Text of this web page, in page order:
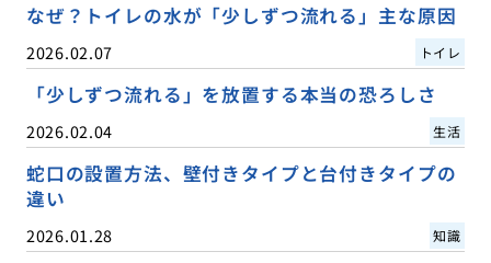
なぜ？トイレの水が「少しずつ流れる」主な原因
2026.02.07 トイレ
「少しずつ流れる」を放置する本当の恐ろしさ
2026.02.04 生活
蛇口の設置方法、壁付きタイプと台付きタイプの
違い
2026.01.28 知識